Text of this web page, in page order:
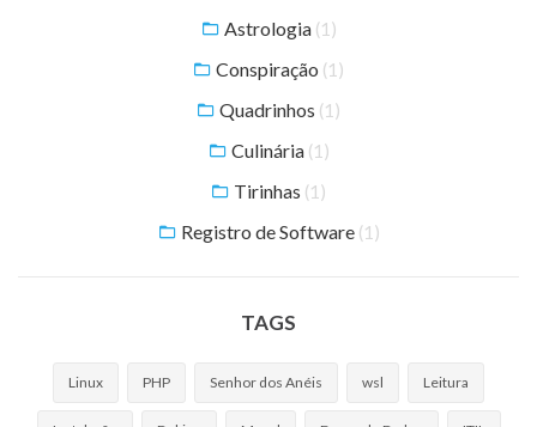
Astrologia (1)
Conspiração (1)
Quadrinhos (1)
Culinária (1)
Tirinhas (1)
Registro de Software (1)
TAGS
Linux PHP Senhor dos Anéis wsl Leitura